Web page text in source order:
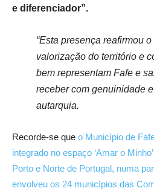
e diferenciador”.
“Esta presença reafirmou
valorização do território e
bem representam Fafe e
receber com genuinidade
autarquia.
Recorde-se que o Município de
integrado no espaço ‘Amar o
Porto e Norte de Portugal, numa
envolveu os 24 municípios das